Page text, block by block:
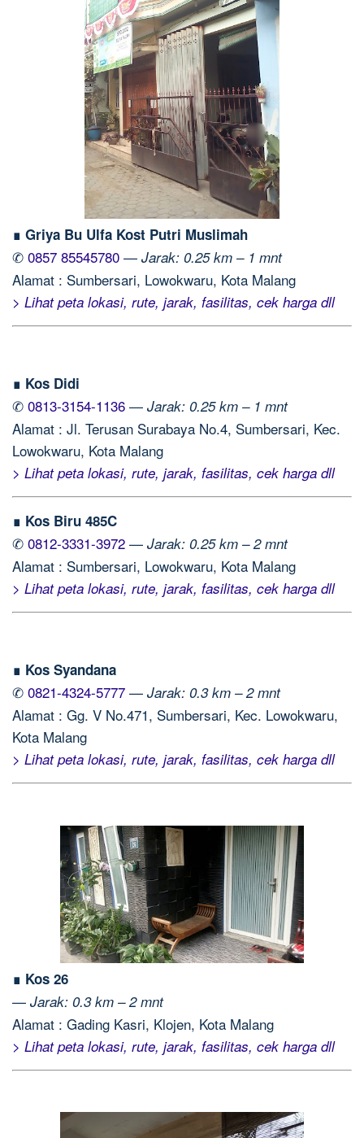
∎ Griya Bu Ulfa Kost Putri Muslimah
✆ 0857 85545780 — Jarak: 0.25 km – 1 mnt
Alamat : Sumbersari, Lowokwaru, Kota Malang
> Lihat peta lokasi, rute, jarak, fasilitas, cek harga dll
∎ Kos Didi
✆ 0813-3154-1136 — Jarak: 0.25 km – 1 mnt
Alamat : Jl. Terusan Surabaya No.4, Sumbersari, Kec.
Lowokwaru, Kota Malang
> Lihat peta lokasi, rute, jarak, fasilitas, cek harga dll
∎ Kos Biru 485C
✆ 0812-3331-3972 — Jarak: 0.25 km – 2 mnt
Alamat : Sumbersari, Lowokwaru, Kota Malang
> Lihat peta lokasi, rute, jarak, fasilitas, cek harga dll
∎ Kos Syandana
✆ 0821-4324-5777 — Jarak: 0.3 km – 2 mnt
Alamat : Gg. V No.471, Sumbersari, Kec. Lowokwaru,
Kota Malang
> Lihat peta lokasi, rute, jarak, fasilitas, cek harga dll
∎ Kos 26
— Jarak: 0.3 km – 2 mnt
Alamat : Gading Kasri, Klojen, Kota Malang
> Lihat peta lokasi, rute, jarak, fasilitas, cek harga dll